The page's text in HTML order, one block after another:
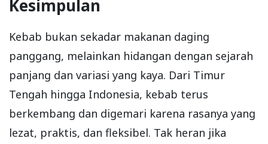
Kesimpulan
Kebab bukan sekadar makanan daging
panggang, melainkan hidangan dengan sejarah
panjang dan variasi yang kaya. Dari Timur
Tengah hingga Indonesia, kebab terus
berkembang dan digemari karena rasanya yang
lezat, praktis, dan fleksibel. Tak heran jika